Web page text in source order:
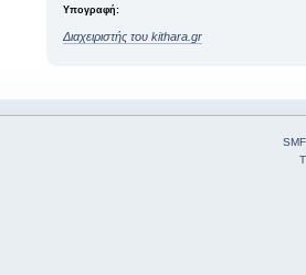
Υπογραφή:
Διαχειριστής του kithara.gr